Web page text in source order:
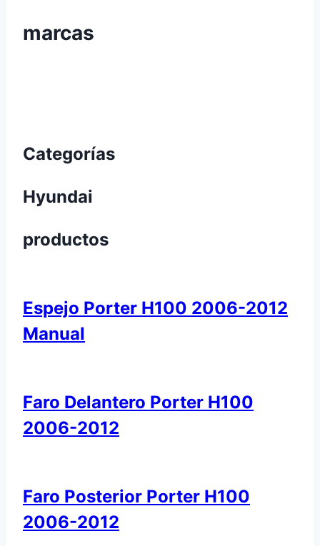
marcas
Categorías
Hyundai
productos
Espejo Porter H100 2006-2012
Manual
Faro Delantero Porter H100
2006-2012
Faro Posterior Porter H100
2006-2012